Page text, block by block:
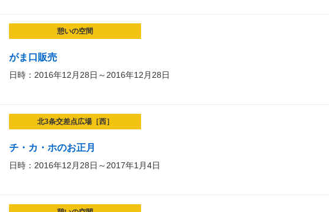
憩いの空間
がま口販売
日時：2016年12月28日～2016年12月28日
北3条交差点広場［西］
チ・カ・ホのお正月
日時：2016年12月28日～2017年1月4日